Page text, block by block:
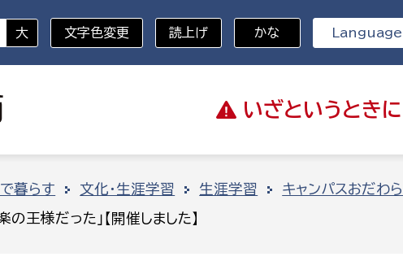
いざと いうときに
分野を選択
企画部
大 文字色変更 読上げ かな Language
暮らす 文化・生涯学習 生涯学習 キャンパスおだわら
王様だった」【開催しました】